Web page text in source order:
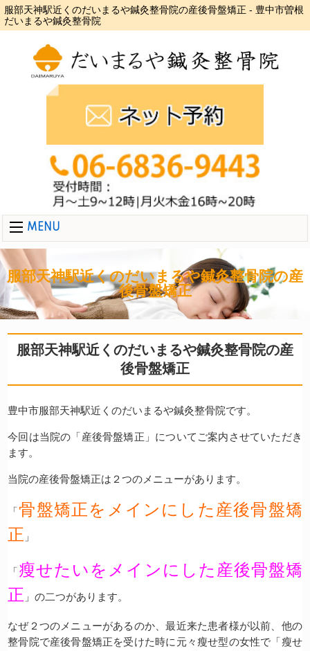
服部天神駅近くのだいまるや鍼灸整骨院の産後骨盤矯正 - 豊中市曽根
だいまるや鍼灸整骨院
MENU
服部天神駅近くのだいまるや鍼灸整骨院の産
後骨盤矯正
服部天神駅近くのだいまるや鍼灸整骨院の産
後骨盤矯正
豊中市服部天神駅近くのだいまるや鍼灸整骨院です。
今回は当院の「産後骨盤矯正」についてご案内させていただき
ます。
当院の産後骨盤矯正は２つのメニューがあります。
「骨盤矯正をメインにした産後骨盤矯
正 」
「 瘦せたいをメインにした産後骨盤矯
正 」の二つがあります。
なぜ２つのメニューがあるのか、最近来た患者様が以前、他の
整骨院で産後骨盤矯正を受けた時に元々瘦せ型の女性で「瘦せ